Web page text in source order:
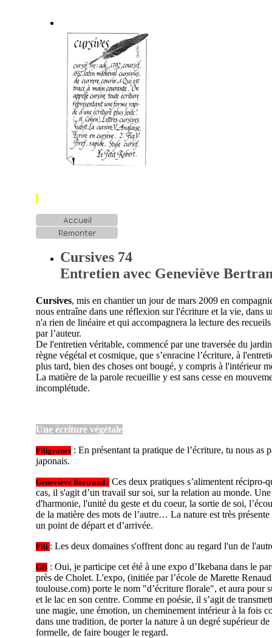
Cursives 74
Entretien avec Geneviève
Cursives, mis en chantier un jour de mars 2009 en
nous entraîne dans une réflexion sur l'écriture et la vie, dans
n'a rien de linéaire et qui accompagnera la lecture des
par l’auteur.
De l'entretien véritable, commencé par une traversée du
règne végétal et cosmique, que s’enracine l’écriture, à
plus tard, bien des choses ont bougé, y compris à l'intérieur
La matière de la parole recueillie y est sans cesse en
incomplétude.
Une écriture végétale
Filigranes : En présentant ta pratique de l’écriture, tu nous as
japonais.
Geneviève Bertrand : Ces deux pratiques s’alimentent récipro-
cas, il s'agit d’un travail sur soi, sur la relation au monde.
d'harmonie, l'unité du geste et du coeur, la sortie de soi,
de la matière des mots de l’autre… La nature est très
un point de départ et d’arrivée.
Fili : Les deux domaines s'offrent donc au regard l'un de
GB : Oui, je participe cet été à une expo d’Ikebana dans le
près de Cholet. L'expo, (initiée par l’école de Marette
toulouse.com) porte le nom "d’écriture florale", et aura pour
et le lac en son centre. Comme en poésie, il s’agit de
une magie, une émotion, un cheminement intérieur à la fois
dans une tradition, de porter la nature à un degré supérieur
formelle, de faire bouger le regard.